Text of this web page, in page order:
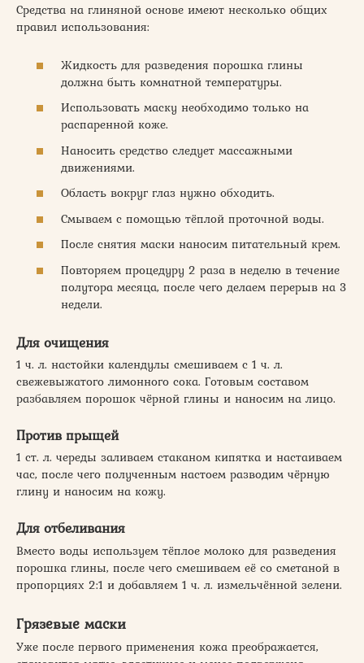
Средства на глиняной основе имеют несколько общих
правил использования:
Жидкость для разведения порошка глины
должна быть комнатной температуры.
Использовать маску необходимо только на
распаренной коже.
Наносить средство следует массажными
движениями.
Область вокруг глаз нужно обходить.
Смываем с помощью тёплой проточной воды.
После снятия маски наносим питательный крем.
Повторяем процедуру 2 раза в неделю в течение
полутора месяца, после чего делаем перерыв на 3
недели.
Для очищения
1 ч. л. настойки календулы смешиваем с 1 ч. л.
свежевыжатого лимонного сока. Готовым составом
разбавляем порошок чёрной глины и наносим на лицо.
Против прыщей
1 ст. л. череды заливаем стаканом кипятка и настаиваем
час, после чего полученным настоем разводим чёрную
глину и наносим на кожу.
Для отбеливания
Вместо воды используем тёплое молоко для разведения
порошка глины, после чего смешиваем её со сметаной в
пропорциях 2:1 и добавляем 1 ч. л. измельчённой зелени.
Грязевые маски
Уже после первого применения кожа преображается,